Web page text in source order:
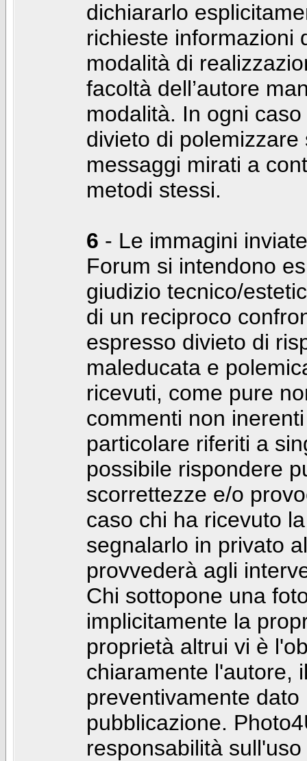
dichiararlo
richieste informazioni
modalità di
facoltà dell’autore
modalità. In ogni
divieto di
messaggi mirati a
metodi stessi.
6 - Le immagini
Forum si intendono
giudizio tecnico/
di un reciproco
espresso divieto di
maleducata e
ricevuti, come pure
commenti non
particolare riferiti a
possibile rispondere
scorrettezze e/o
caso chi ha ricevuto
segnalarlo in privato
provvederà agli
Chi sottopone una
implicitamente la
proprietà altrui vi è
chiaramente l'autore,
preventivamente
pubblicazione.
responsabilità